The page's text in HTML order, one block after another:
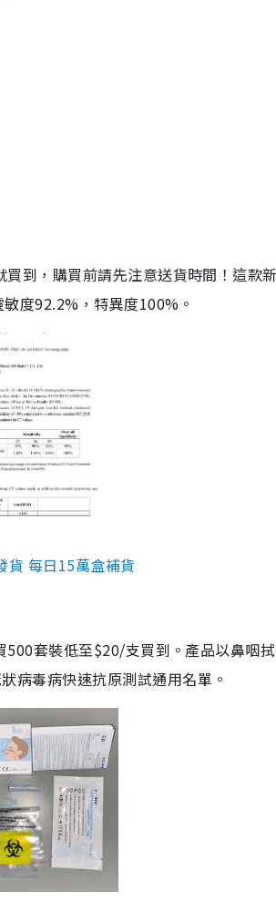
到，購買前請先注意送貨時間！這款
度92.2%，特異度100%。
貨 每日15萬盒補貨
套裝低至$20/支買到。產品以鼻咽
病毒病快速抗原測試通用名單。